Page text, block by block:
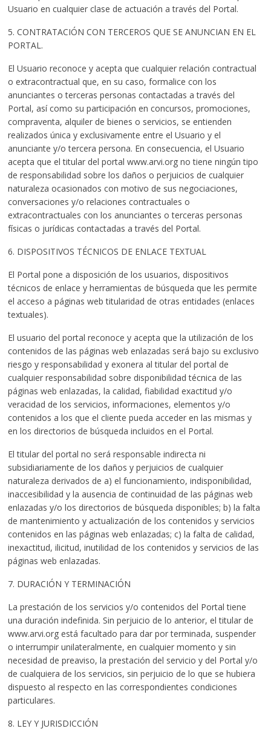
Usuario en cualquier clase de actuación a través del Portal.
5. CONTRATACIÓN CON TERCEROS QUE SE ANUNCIAN EN EL
PORTAL.
El Usuario reconoce y acepta que cualquier relación contractual
o extracontractual que, en su caso, formalice con los
anunciantes o terceras personas contactadas a través del
Portal, así como su participación en concursos, promociones,
compraventa, alquiler de bienes o servicios, se entienden
realizados única y exclusivamente entre el Usuario y el
anunciante y/o tercera persona. En consecuencia, el Usuario
acepta que el titular del portal www.arvi.org no tiene ningún tipo
de responsabilidad sobre los daños o perjuicios de cualquier
naturaleza ocasionados con motivo de sus negociaciones,
conversaciones y/o relaciones contractuales o
extracontractuales con los anunciantes o terceras personas
físicas o jurídicas contactadas a través del Portal.
6. DISPOSITIVOS TÉCNICOS DE ENLACE TEXTUAL
El Portal pone a disposición de los usuarios, dispositivos
técnicos de enlace y herramientas de búsqueda que les permite
el acceso a páginas web titularidad de otras entidades (enlaces
textuales).
El usuario del portal reconoce y acepta que la utilización de los
contenidos de las páginas web enlazadas será bajo su exclusivo
riesgo y responsabilidad y exonera al titular del portal de
cualquier responsabilidad sobre disponibilidad técnica de las
páginas web enlazadas, la calidad, fiabilidad exactitud y/o
veracidad de los servicios, informaciones, elementos y/o
contenidos a los que el cliente pueda acceder en las mismas y
en los directorios de búsqueda incluidos en el Portal.
El titular del portal no será responsable indirecta ni
subsidiariamente de los daños y perjuicios de cualquier
naturaleza derivados de a) el funcionamiento, indisponibilidad,
inaccesibilidad y la ausencia de continuidad de las páginas web
enlazadas y/o los directorios de búsqueda disponibles; b) la falta
de mantenimiento y actualización de los contenidos y servicios
contenidos en las páginas web enlazadas; c) la falta de calidad,
inexactitud, ilicitud, inutilidad de los contenidos y servicios de las
páginas web enlazadas.
7. DURACIÓN Y TERMINACIÓN
La prestación de los servicios y/o contenidos del Portal tiene
una duración indefinida. Sin perjuicio de lo anterior, el titular de
www.arvi.org está facultado para dar por terminada, suspender
o interrumpir unilateralmente, en cualquier momento y sin
necesidad de preaviso, la prestación del servicio y del Portal y/o
de cualquiera de los servicios, sin perjuicio de lo que se hubiera
dispuesto al respecto en las correspondientes condiciones
particulares.
8. LEY Y JURISDICCIÓN